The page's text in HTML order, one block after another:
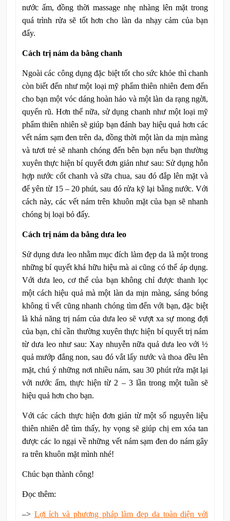
nước ấm, đồng thời massage nhẹ nhàng lên mặt trong
quá trình rửa sẽ tốt hơn cho làn da nhạy cảm của bạn
đấy.
Cách trị nám da bằng chanh
Ngoài các công dụng đặc biệt tốt cho sức khỏe thì chanh
còn biết đến như một loại mỹ phẩm thiên nhiên đem đến
cho bạn một vóc dáng hoàn hảo và một làn da rạng ngời,
quyến rũ. Hơn thế nữa, sử dụng chanh như một loại mỹ
phẩm thiên nhiên sẽ giúp bạn đánh bay hiệu quả hơn các
vết nám sạm đen trên da, đồng thời một làn da mịn màng
và tươi trẻ sẽ nhanh chóng đến bên bạn nếu bạn thường
xuyên thực hiện bí quyết đơn giản như sau: Sử dụng hỗn
hợp nước cốt chanh và sữa chua, sau đó đắp lên mặt và
để yên từ 15 – 20 phút, sau đó rửa kỹ lại bằng nước. Với
cách này, các vết nám trên khuôn mặt của bạn sẽ nhanh
chóng bị loại bỏ đấy.
Cách trị nám da bằng dưa leo
Sử dụng dưa leo nhằm mục đích làm đẹp da là một trong
những bí quyết khá hữu hiệu mà ai cũng có thể áp dụng.
Với dưa leo, cơ thể của bạn không chỉ được thanh lọc
một cách hiệu quả mà một làn da mịn màng, sáng bóng
không tì vết cũng nhanh chóng tìm đến với bạn, đặc biệt
là khả năng trị nám của dưa leo sẽ vượt xa sự mong đợi
của bạn, chỉ cần thường xuyên thực hiện bí quyết trị nám
từ dưa leo như sau: Xay nhuyễn nữa quả dưa leo với ½
quả mướp đắng non, sau đó vắt lấy nước và thoa đều lên
mặt, chú ý những nơi nhiều nám, sau 30 phút rửa mặt lại
với nước ấm, thực hiện từ 2 – 3 lần trong một tuần sẽ
hiệu quả hơn cho bạn.
Với các cách thực hiện đơn giản từ một số nguyên liệu
thiên nhiên dễ tìm thấy, hy vọng sẽ giúp chị em xóa tan
được các lo ngại về những vết nám sạm đen do nám gây
ra trên khuôn mặt mình nhé!
Chúc bạn thành công!
Đọc thêm:
–> Lợi ích và phương pháp làm đẹp da toàn diện với